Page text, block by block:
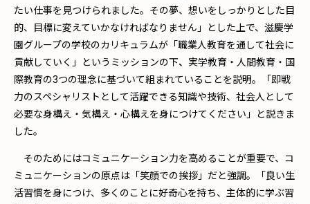
たい仕事を見つけられました。その夢、想いをしっかりとした目
的、目標に変えていかなければなりません」とした上で、滋慶学
園グループの学校のカリキュラムが「職業人教育を通して社会に
貢献していく」というミッションの下、 実学教育・人間教育・国
際教育の3つの理念に基づいて組まれていることを説明。「即戦
力のスペシャリストとして活躍できる知識や技術、社会人として
必要な身構え・気構え・心構えを身につけてください」と説きま
した。
そのためにはコミュニケーション力を高めることが重要で、コ
ミュニケーションの原点は「笑顔での挨拶」だと強調。「良い生
活習慣を身につけ、多くのことに好奇心を持ち、主体的に学ぶ習